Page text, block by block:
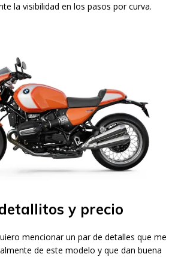
la visibilidad en los pasos por curva.
y precio
mencionar un par de detalles que me
de este modelo y que dan buena